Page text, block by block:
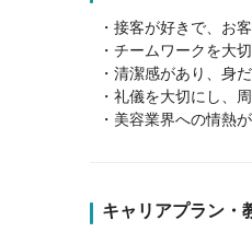
・接客が好きで、お
・チームワークを大
・清潔感があり、身
・礼儀を大切にし、
・美容業界への情熱
キャリアプラン・